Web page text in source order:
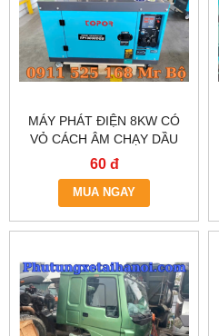
MÁY PHÁT ĐIỆN 8KW CÓ
VỎ CÁCH ÂM CHẠY DẦU
60 đ
MUA NGAY